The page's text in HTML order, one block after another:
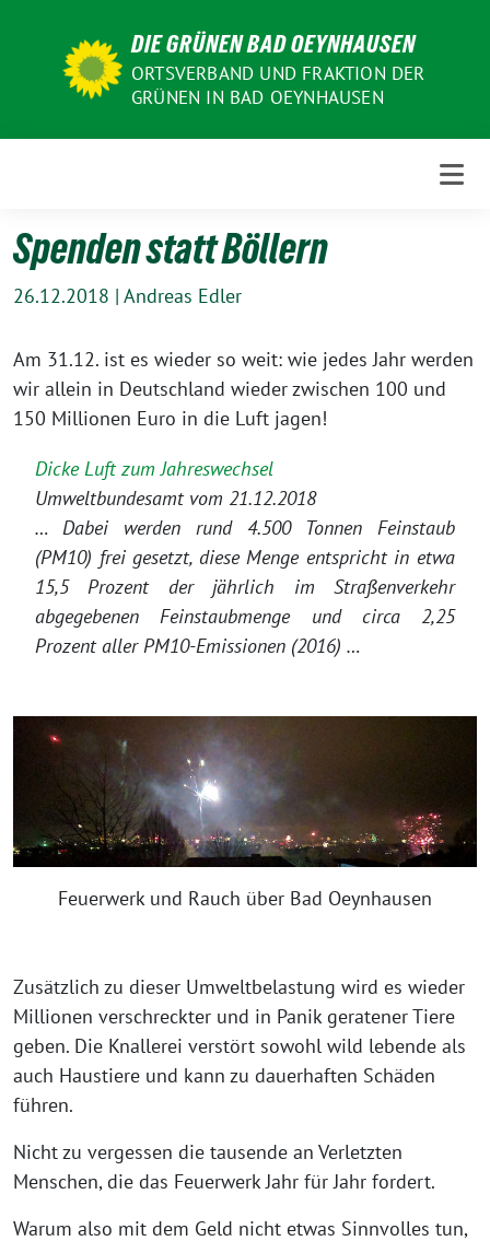
DIE GRÜNEN BAD OEYNHAUSEN
ORTSVERBAND UND FRAKTION DER
GRÜNEN IN BAD OEYNHAUSEN
Spenden statt Böllern
26.12.2018 | Andreas Edler
Am 31.12. ist es wieder so weit: wie jedes Jahr werden
wir allein in Deutschland wieder zwischen 100 und
150 Millionen Euro in die Luft jagen!
Dicke Luft zum Jahreswechsel
Umweltbundesamt vom 21.12.2018
… Dabei werden rund 4.500 Tonnen Feinstaub
(PM10) frei gesetzt, diese Menge entspricht in etwa
15,5 Prozent der jährlich im Straßenverkehr
abgegebenen Feinstaubmenge und circa 2,25
Prozent aller PM10-Emissionen (2016) …
Feuerwerk und Rauch über Bad Oeynhausen
Zusätzlich zu dieser Umweltbelastung wird es wieder
Millionen verschreckter und in Panik geratener Tiere
geben. Die Knallerei verstört sowohl wild lebende als
auch Haustiere und kann zu dauerhaften Schäden
führen.
Nicht zu vergessen die tausende an Verletzten
Menschen, die das Feuerwerk Jahr für Jahr fordert.
Warum also mit dem Geld nicht etwas Sinnvolles tun,